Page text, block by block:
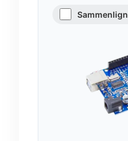
Sammenlign